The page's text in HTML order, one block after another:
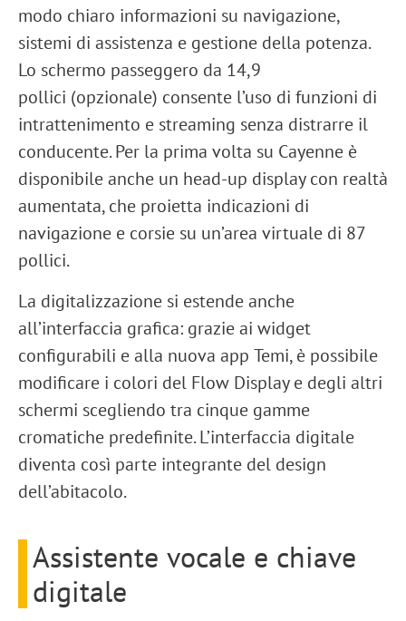
modo chiaro informazioni su navigazione,
sistemi di assistenza e gestione della potenza.
Lo schermo passeggero da 14,9
pollici (opzionale) consente l’uso di funzioni di
intrattenimento e streaming senza distrarre il
conducente. Per la prima volta su Cayenne è
disponibile anche un head-up display con realtà
aumentata, che proietta indicazioni di
navigazione e corsie su un’area virtuale di 87
pollici.
La digitalizzazione si estende anche
all’interfaccia grafica: grazie ai widget
configurabili e alla nuova app Temi, è possibile
modificare i colori del Flow Display e degli altri
schermi scegliendo tra cinque gamme
cromatiche predefinite. L’interfaccia digitale
diventa così parte integrante del design
dell’abitacolo.
Assistente vocale e chiave
digitale